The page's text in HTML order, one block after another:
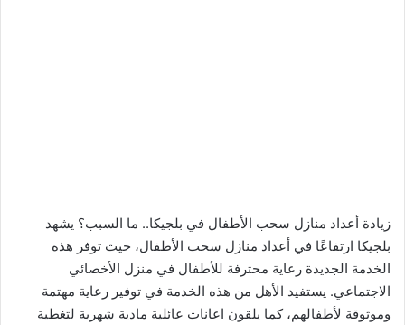
زيادة أعداد منازل سحب الأطفال في بلجيكا.. ما السبب؟ يشهد
بلجيكا ارتفاعًا في أعداد منازل سحب الأطفال، حيث توفر هذه
الخدمة الجديدة رعاية محترفة للأطفال في منزل الأخصائي
الاجتماعي. يستفيد الأهل من هذه الخدمة في توفير رعاية مهتمة
وموثوقة لأطفالهم، كما يلقون اعانات عائلية مادية شهرية لتغطية